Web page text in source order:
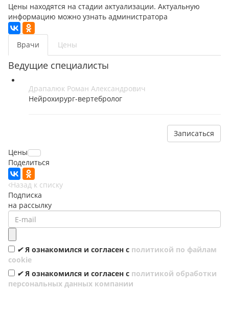
Цены находятся на стадии актуализации. Актуальную
информацию можно узнать администратора
Врачи Цены
Ведущие специалисты
Драпалюк Роман Александрович
Нейрохирург-вертебролог
Записаться
Цены
Поделиться
Назад к списку
Подписка
на рассылку
✔ Я ознакомился и согласен с политикой по файлам
cookie
✔ Я ознакомился и согласен с политикой обработки
персональных данных компании